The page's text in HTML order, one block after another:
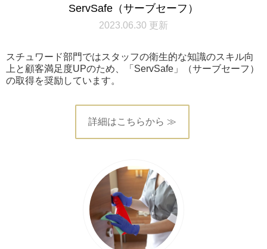
ServSafe（サーブセーフ）
2023.06.30 更新
スチュワード部門ではスタッフの衛生的な知識のスキル向
上と顧客満足度UPのため、「ServSafe」（サーブセーフ）
の取得を奨励しています。
詳細はこちらから ≫